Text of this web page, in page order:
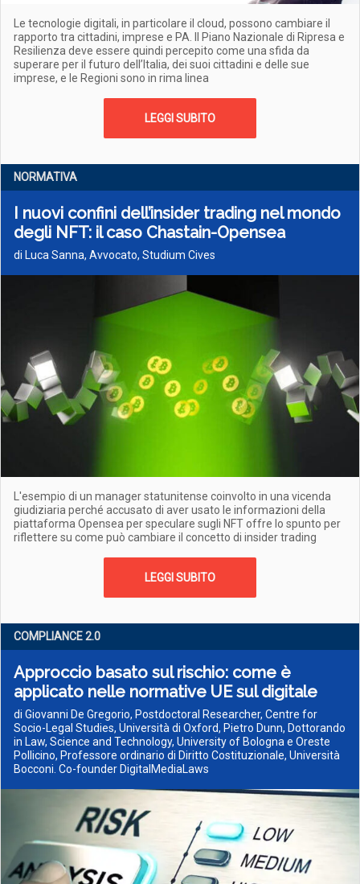
Le tecnologie digitali, in particolare il cloud, possono cambiare il
rapporto tra cittadini, imprese e PA. Il Piano Nazionale di Ripresa e
Resilienza deve essere quindi percepito come una sfida da
superare per il futuro dell’Italia, dei suoi cittadini e delle sue
imprese, e le Regioni sono in rima linea
LEGGI SUBITO
NORMATIVA
I nuovi confini dell’insider trading nel mondo
degli NFT: il caso Chastain-Opensea
di Luca Sanna, Avvocato, Studium Cives
L'esempio di un manager statunitense coinvolto in una vicenda
giudiziaria perché accusato di aver usato le informazioni della
piattaforma Opensea per speculare sugli NFT offre lo spunto per
riflettere su come può cambiare il concetto di insider trading
LEGGI SUBITO
COMPLIANCE 2­.0
Approccio basato sul rischio: come è
applicato nelle normative UE sul digitale
di Giovanni De Gregorio, Postdoctoral Researcher, Centre for
Socio-Legal Studies, Università di Oxford, Pietro Dunn, Dottorando
in Law, Science and Technology, University of Bologna e Oreste
Pollicino, Professore ordinario di Diritto Costituzionale, Università
Bocconi. Co-founder DigitalMediaLaws